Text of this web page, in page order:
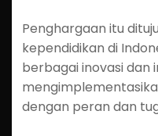
Penghargaan itu
kependidikan di
berbagai inovasi dan
dengan peran dan